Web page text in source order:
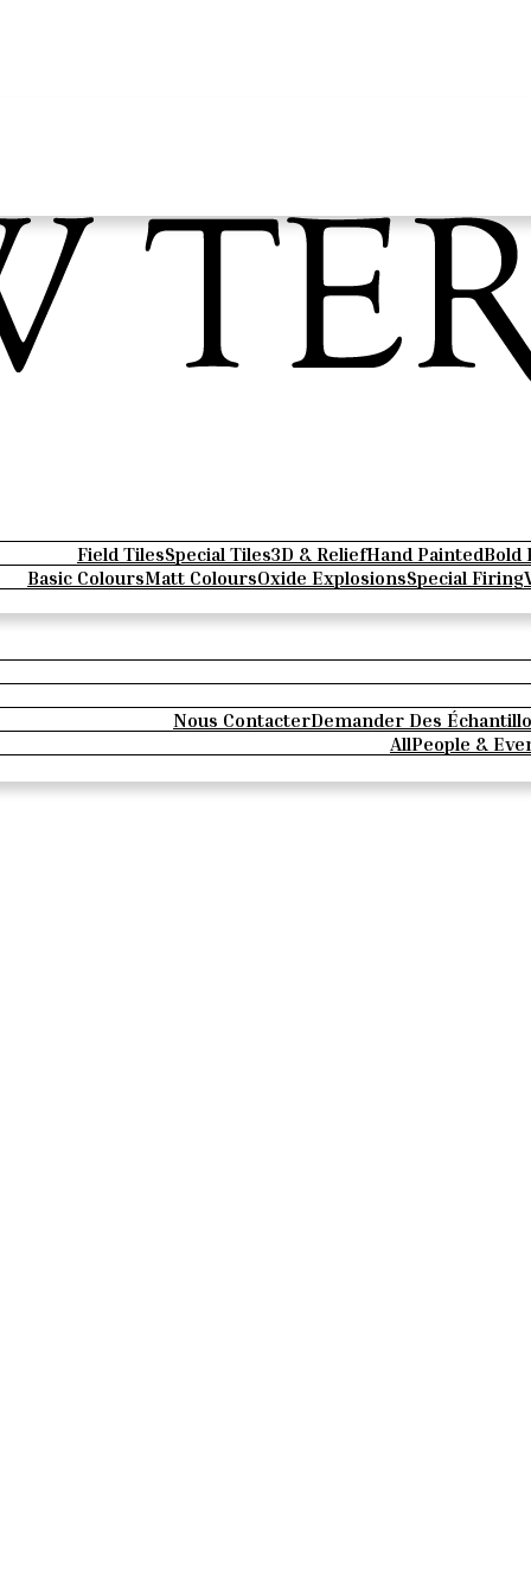
Field TilesSpecial Tiles3D & ReliefHand PaintedBold
Basic ColoursMatt ColoursOxide ExplosionsSpecial Firing
Nous ContacterDemander Des
AllPeople &